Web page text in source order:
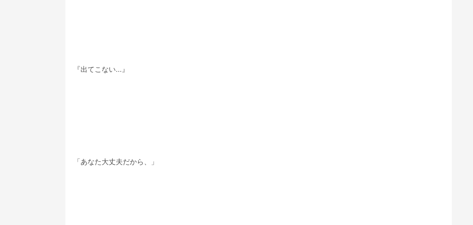
『出てこない...』
「あなた大丈夫だから、」